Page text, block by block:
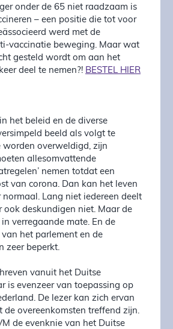
onder de 65 niet raadzaam is
– een positie die tot voor
werd met de
vaccinatie beweging. Maar wat
gesteld wordt om aan het
deel te nemen?! BESTEL HIER
het beleid en de diverse
beeld als volgt te
worden overweldigd, zijn
allesomvattende
nemen totdat een
van corona. Dan kan het leven
Lang niet iedereen deelt
ook deskundigen niet. Maar de
verregaande mate. En de
het parlement en de
zeer beperkt.
vanuit het Duitse
is evenzeer van toepassing op
De lezer kan zich ervan
de overeenkomsten treffend zijn.
de evenknie van het Duitse